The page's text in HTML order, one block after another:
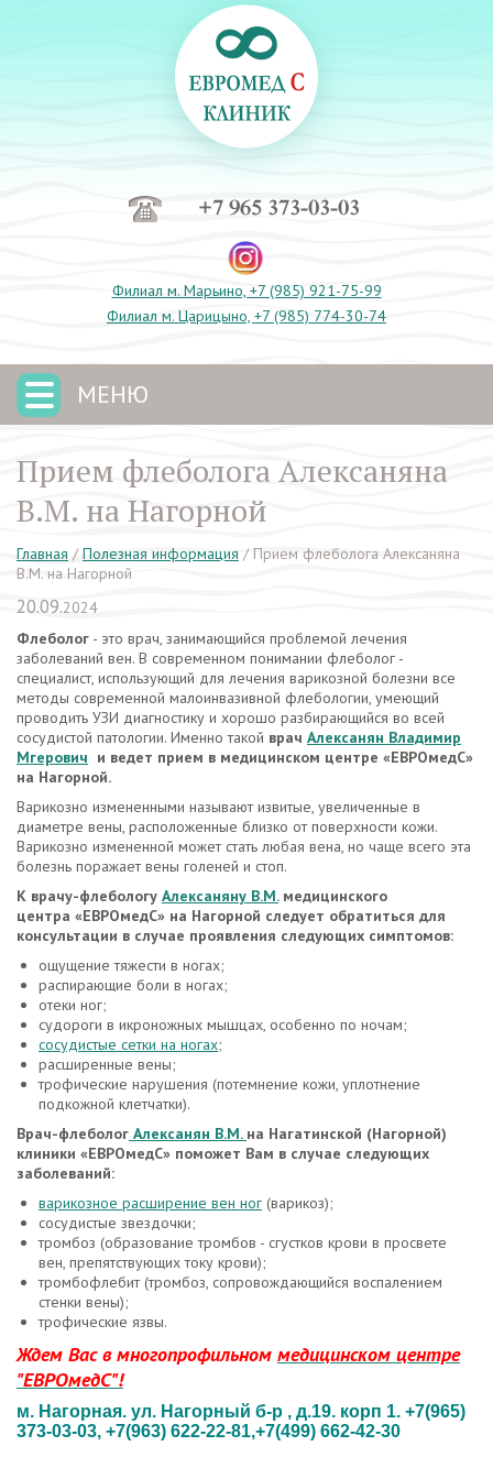
+7 965 373-03-03
Филиал м. Марьино, +7 (985) 921-75-99
Филиал м. Царицыно, +7 (985) 774-30-74
МЕНЮ
Прием флеболога Алексаняна
В.М. на Нагорной
Главная / Полезная информация / Прием флеболога Алексаняна
В.М. на Нагорной
20.09.2024
Флеболог - это врач, занимающийся проблемой лечения
заболеваний вен. В современном понимании флеболог -
специалист, использующий для лечения варикозной болезни все
методы современной малоинвазивной флебологии, умеющий
проводить УЗИ диагностику и хорошо разбирающийся во всей
сосудистой патологии. Именно такой врач Алексанян Владимир
Мгерович и ведет прием в медицинском центре «ЕВРОмедС»
на Нагорной.
Варикозно измененными называют извитые, увеличенные в
диаметре вены, расположенные близко от поверхности кожи.
Варикозно измененной может стать любая вена, но чаще всего эта
болезнь поражает вены голеней и стоп.
К врачу-флебологу Алексаняну В.М.медицинского
центра «ЕВРОмедС» на Нагорной следует обратиться для
консультации в случае проявления следующих симптомов:
ощущение тяжести в ногах;
распирающие боли в ногах;
отеки ног;
судороги в икроножных мышцах, особенно по ночам;
сосудистые сетки на ногах;
расширенные вены;
трофические нарушения (потемнение кожи, уплотнение
подкожной клетчатки).
Врач-флеболог Алексанян В.М. на Нагатинской (Нагорной)
клиники «ЕВРОмедС» поможет Вам в случае следующих
заболеваний:
варикозное расширение вен ног (варикоз);
сосудистые звездочки;
тромбоз (образование тромбов - сгустков крови в просвете
вен, препятствующих току крови);
тромбофлебит (тромбоз, сопровождающийся воспалением
стенки вены);
трофические язвы.
Ждем Вас в многопрофильном медицинском центре
"ЕВРОмедС"!
м. Нагорная. ул. Нагорный б-р , д.19. корп 1. +7(965)
373-03-03, +7(963) 622-22-81,+7(499) 662-42-30